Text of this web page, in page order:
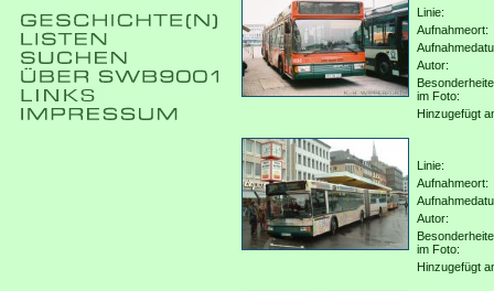
Linie:
Aufnahmeort:
Autor:
im Foto:
Hinzugefügt
Linie:
Aufnahmeort:
Autor:
im Foto:
Hinzugefügt